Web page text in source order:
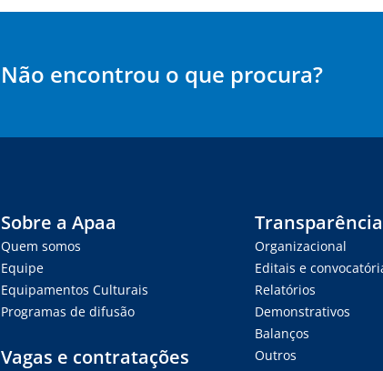
Não encontrou o que procura?
Sobre a Apaa
Quem somos
Equipe
Equipamentos Culturais
Programas de difusão
Vagas e contratações
Transparência
Organizacional
Editais e
Relatórios
Demonstrativos
Balanços
Outros